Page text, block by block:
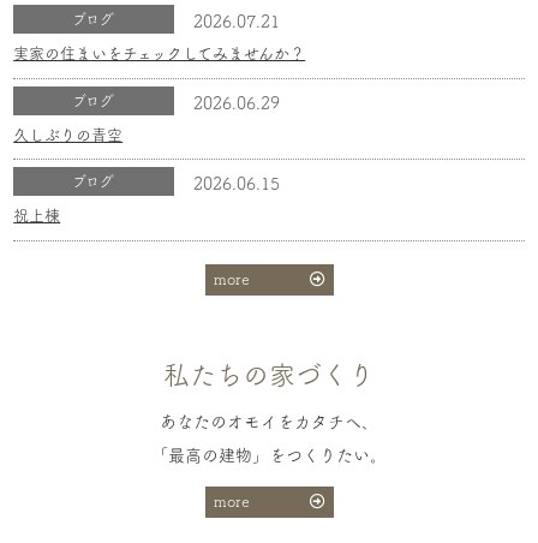
ブログ 2026.07.21
実家の住まいをチェックしてみませんか？
ブログ 2026.06.29
久しぶりの青空
ブログ 2026.06.15
祝上棟
more
私たちの家づくり
あなたのオモイをカタチへ、
「最高の建物」をつくりたい。
more